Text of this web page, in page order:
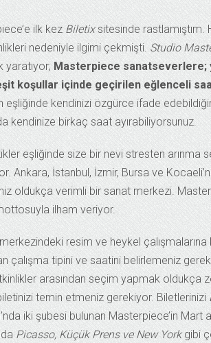
ilk kez Biletixsitesinde rastlamıştım.
nedeniyle ilgimi çekmişti. Studio
yaratıyor; Masterpiece sanatseverlere;
koşullar içinde geçirilen eğlenceli
kendinizi özgürce ifade
kendinize birkaç saat ayırabiliyorsunuz.
eşliğinde size bir nevi stresten arınma
Ankara, İstanbul, İzmir, Bursa ve
oldukça verimli bir sanat merkezi.
ilham veriyor.
resim ve heykel çalışmalarına
çalışma tipini ve saatini belirlemeniz
arasından seçim yapmak oldukça
temin etmeniz gerekiyor. Biletlerinizi
iki şubesi bulunan Masterpiece’in Mart
Picasso, Küçük Prens ve New Yorkgibi